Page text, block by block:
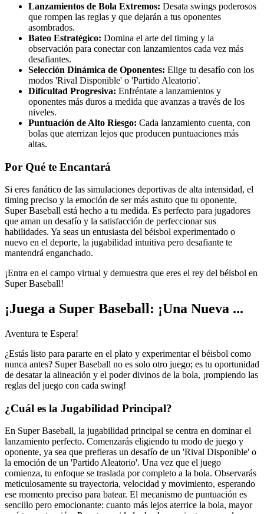
Lanzamientos de Bola Extremos: Desata swings poderosos
que rompen las reglas y que dejarán a tus oponentes
asombrados.
Bateo Estratégico: Domina el arte del timing y la
observación para conectar con lanzamientos cada vez más
desafiantes.
Selección Dinámica de Oponentes: Elige tu desafío con los
modos 'Rival Disponible' o 'Partido Aleatorio'.
Dificultad Progresiva: Enfréntate a lanzamientos y
oponentes más duros a medida que avanzas a través de los
niveles.
Puntuación de Alto Riesgo: Cada lanzamiento cuenta, con
bolas que aterrizan lejos que producen puntuaciones más
altas.
Por Qué te Encantará
Si eres fanático de las simulaciones deportivas de alta intensidad, el
timing preciso y la emoción de ser más astuto que tu oponente,
Super Baseball está hecho a tu medida. Es perfecto para jugadores
que aman un desafío y la satisfacción de perfeccionar sus
habilidades. Ya seas un entusiasta del béisbol experimentado o
nuevo en el deporte, la jugabilidad intuitiva pero desafiante te
mantendrá enganchado.
¡Entra en el campo virtual y demuestra que eres el rey del béisbol en
Super Baseball!
¡Juega a Super Baseball: ¡Una Nueva ...
Aventura te Espera!
¿Estás listo para pararte en el plato y experimentar el béisbol como
nunca antes? Super Baseball no es solo otro juego; es tu oportunidad
de desatar la alineación y el poder divinos de la bola, ¡rompiendo las
reglas del juego con cada swing!
¿Cuál es la Jugabilidad Principal?
En Super Baseball, la jugabilidad principal se centra en dominar el
lanzamiento perfecto. Comenzarás eligiendo tu modo de juego y
oponente, ya sea que prefieras un desafío de un 'Rival Disponible' o
la emoción de un 'Partido Aleatorio'. Una vez que el juego
comienza, tu enfoque se traslada por completo a la bola. Observarás
meticulosamente su trayectoria, velocidad y movimiento, esperando
ese momento preciso para batear. El mecanismo de puntuación es
sencillo pero emocionante: cuanto más lejos aterrice la bola, mayor